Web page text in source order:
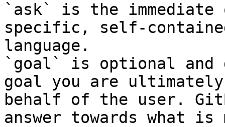
`ask` is the
specific, self-
language.
`goal` is optional and
goal you are
behalf of the user.
answer towards what